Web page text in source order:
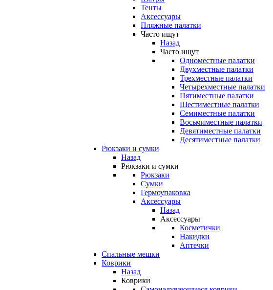
Тенты
Аксессуары
Пляжные палатки
Часто ищут
Назад
Часто ищут
Одноместные палатки
Двухместные палатки
Трехместные палатки
Четырехместные палатки
Пятиместные палатки
Шестиместные палатки
Семиместные палатки
Восьмиместные палатки
Девятиместные палатки
Десятиместные палатки
Рюкзаки и сумки
Назад
Рюкзаки и сумки
Рюкзаки
Сумки
Гермоупаковка
Аксессуары
Назад
Аксессуары
Косметички
Накидки
Аптечки
Спальные мешки
Коврики
Назад
Коврики